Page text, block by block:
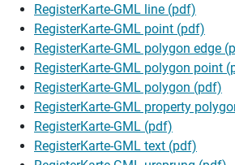
RegisterKarte-GML line (pdf)
RegisterKarte-GML point (pdf)
RegisterKarte-GML polygon edge
RegisterKarte-GML polygon point
RegisterKarte-GML polygon (pdf)
RegisterKarte-GML property
RegisterKarte-GML (pdf)
RegisterKarte-GML text (pdf)